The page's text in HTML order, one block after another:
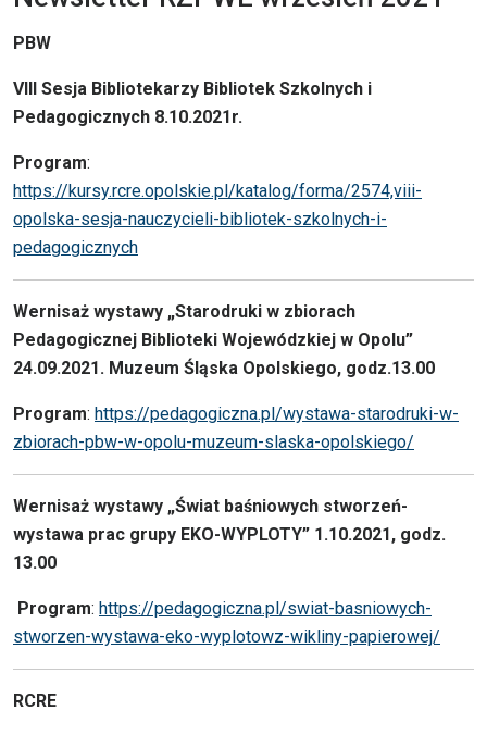
PBW
VIII Sesja Bibliotekarzy Bibliotek Szkolnych i
Pedagogicznych 8.10.2021r.
Program:
https://kursy.rcre.opolskie.pl/katalog/forma/2574,viii-
opolska-sesja-nauczycieli-bibliotek-szkolnych-i-
pedagogicznych
Wernisaż wystawy „Starodruki w zbiorach
Pedagogicznej Biblioteki Wojewódzkiej w Opolu”
24.09.2021. Muzeum Śląska Opolskiego, godz.13.00
Program: https://pedagogiczna.pl/wystawa-starodruki-w-
zbiorach-pbw-w-opolu-muzeum-slaska-opolskiego/
Wernisaż wystawy „Świat baśniowych stworzeń-
wystawa prac grupy EKO-WYPLOTY” 1.10.2021, godz.
13.00
Program: https://pedagogiczna.pl/swiat-basniowych-
stworzen-wystawa-eko-wyplotowz-wikliny-papierowej/
RCRE